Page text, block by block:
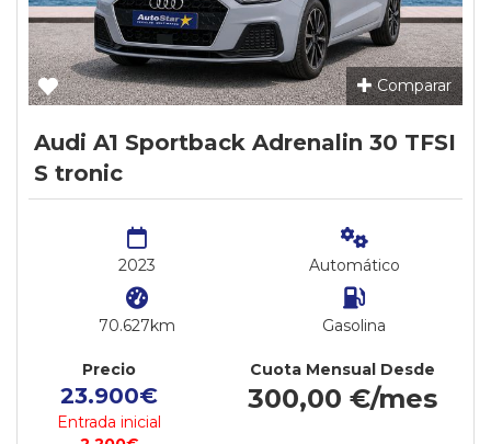
Comparar
Audi A1 Sportback Adrenalin 30 TFSI
S tronic
2023
70.627km
Automático
Gasolina
Precio
23.900€
Entrada inicial
Cuota Mensual Desde
300,00 €/mes